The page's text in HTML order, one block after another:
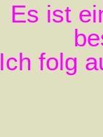
Es ist
Ich folg